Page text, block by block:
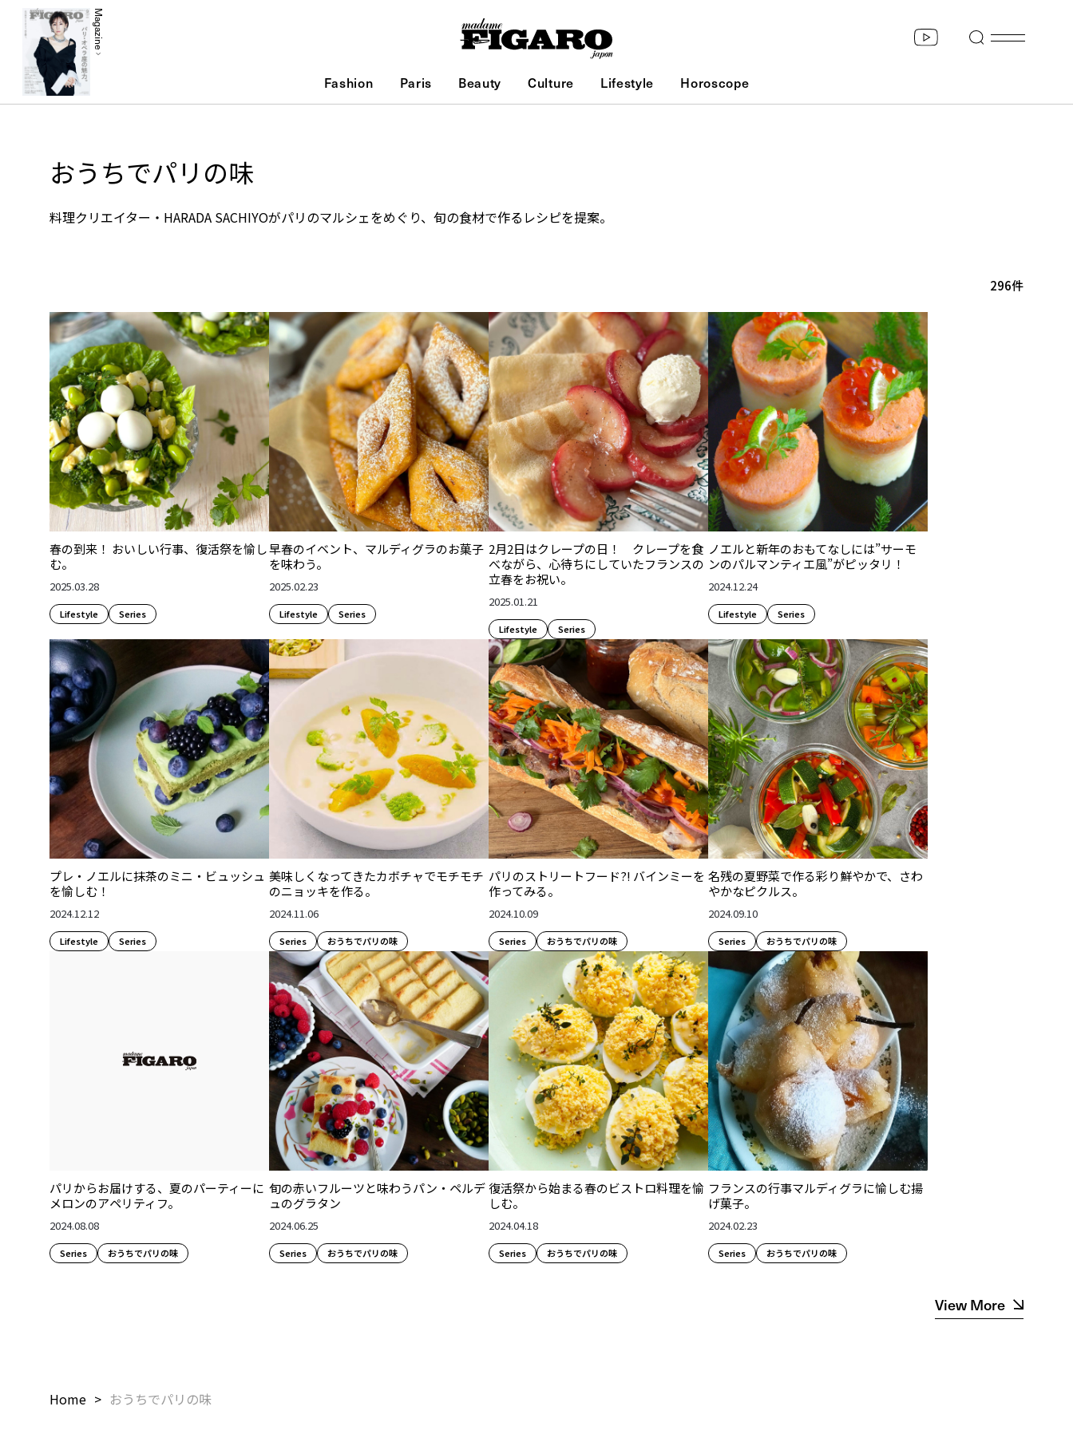
Magazine
Fashion Paris Beauty Culture Lifestyle Horoscope
おうちでパリの味
料理クリエイター・HARADA SACHIYOがパリのマルシェをめぐり、旬の食材で作るレシピを提案。
296件
春の到来！ おいしい行事、復活祭を愉し
む。
2025.03.28
Lifestyle​ Series
早春のイベント、マルディグラのお菓子
を味わう。
2025.02.23
Lifestyle​ Series
2月2日はクレープの日！ クレープを食
べながら、心待ちにしていたフランスの
立春をお祝い。
2025.01.21
Lifestyle​ Series
ノエルと新年のおもてなしには”サーモ
ンのパルマンティエ風”がピッタリ！
2024.12.24
Lifestyle​ Series
プレ・ノエルに抹茶のミニ・ビュッシュ
を愉しむ！
2024.12.12
Lifestyle​ Series
美味しくなってきたカボチャでモチモチ
のニョッキを作る。
2024.11.06
Series おうちでパリの味
パリのストリートフード?! バインミーを
作ってみる。
2024.10.09
Series おうちでパリの味
名残の夏野菜で作る彩り鮮やかで、さわ
やかなピクルス。
2024.09.10
Series おうちでパリの味
パリからお届けする、夏のパーティーに
メロンのアペリティフ。
2024.08.08
Series おうちでパリの味
旬の赤いフルーツと味わうパン・ペルデ
ュのグラタン
2024.06.25
Series おうちでパリの味
復活祭から始まる春のビストロ料理を愉
しむ。
2024.04.18
Series おうちでパリの味
フランスの行事マルディグラに愉しむ揚
げ菓子。
2024.02.23
Series おうちでパリの味
View More
Home おうちでパリの味